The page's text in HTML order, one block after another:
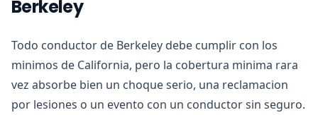
Berkeley
Todo conductor de Berkeley debe cumplir con los
minimos de California, pero la cobertura minima rara
vez absorbe bien un choque serio, una reclamacion
por lesiones o un evento con un conductor sin seguro.